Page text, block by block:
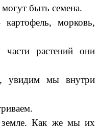
быть семена.
морковь,
растений они
увидим мы внутри
земле. Как же мы их